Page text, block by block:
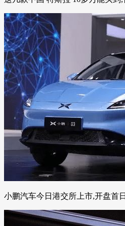
小鹏汽车今日港交所上市,开盘首